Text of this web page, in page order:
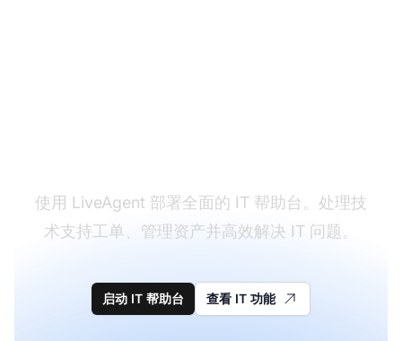
使用 LiveAgent 部署全面的 IT 帮助台。处理技
术支持工单、管理资产并高效解决 IT 问题。
启动 IT 帮助台 查看 IT 功能